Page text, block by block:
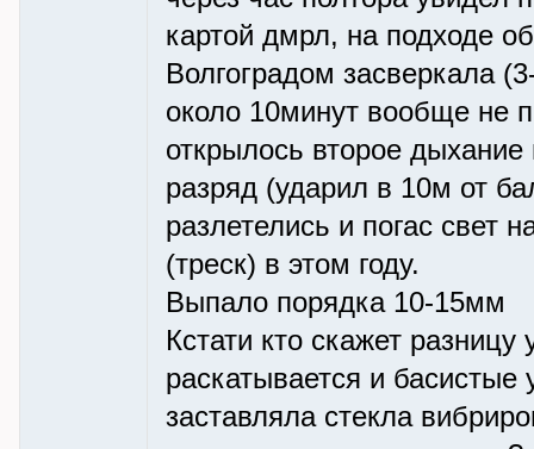
картой дмрл, на подходе
Волгоградом засверкала
около 10минут вообще не
открылось второе
разряд (ударил в 10м от
разлетелись и погас свет
(треск) в этом году.
Выпало порядка 10-15мм
Кстати кто скажет
раскатывается и
заставляла стекла